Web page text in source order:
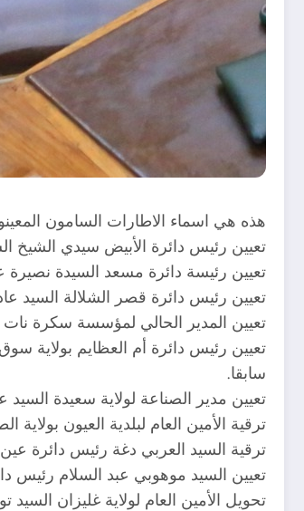
هذه هي اسماء الاطارات السامون
تعيين رئيس دائرة الأبيض سيدي الشيخ
تعيين رئيسة دائرة مسعد السيدة نصيرة
تعيين رئيس دائرة قصر الشلالة السيد
تعيين المدير الحالي لمؤسسة سكرة نات
تعيين رئيس دائرة أم العظايم بولاية
سابقا.
تعيين مدير الصناعة لولاية سعيدة السيد
ترقية الأمين العام لبلدية العيون
ترقية السيد العربي دغة رئيس دائرة
تعيين السيد موهوبي عبد السلام رئيس
تحويل الأمين العام لولاية غليزان